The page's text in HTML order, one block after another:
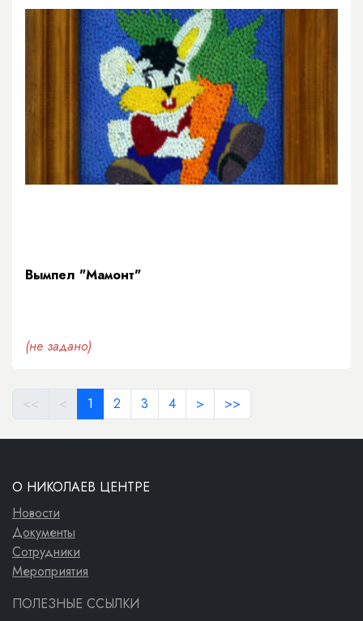
Вымпел "Мамонт"
(не задано)
<< < 1 2 3 4 > >>
О НИКОЛАЕВ ЦЕНТРЕ
Новости
Документы
Сотрудники
Мероприятия
ПОЛЕЗНЫЕ ССЫЛКИ